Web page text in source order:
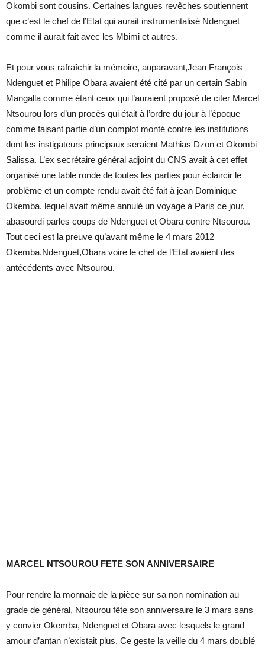
Okombi sont cousins. Certaines langues revêches soutiennent
que c’est le chef de l’Etat qui aurait instrumentalisé Ndenguet
comme il aurait fait avec les Mbimi et autres.
Et pour vous rafraîchir la mémoire, auparavant,Jean François
Ndenguet et Philipe Obara avaient été cité par un certain Sabin
Mangalla comme étant ceux qui l’auraient proposé de citer Marcel
Ntsourou lors d’un procès qui était à l’ordre du jour à l’époque
comme faisant partie d’un complot monté contre les institutions
dont les instigateurs principaux seraient Mathias Dzon et Okombi
Salissa. L’ex secrétaire général adjoint du CNS avait à cet effet
organisé une table ronde de toutes les parties pour éclaircir le
problème et un compte rendu avait été fait à jean Dominique
Okemba, lequel avait même annulé un voyage à Paris ce jour,
abasourdi parles coups de Ndenguet et Obara contre Ntsourou.
Tout ceci est la preuve qu’avant même le 4 mars 2012
Okemba,Ndenguet,Obara voire le chef de l’Etat avaient des
antécédents avec Ntsourou.
MARCEL NTSOUROU FETE SON ANNIVERSAIRE
Pour rendre la monnaie de la pièce sur sa non nomination au
grade de général, Ntsourou fête son anniversaire le 3 mars sans
y convier Okemba, Ndenguet et Obara avec lesquels le grand
amour d’antan n’existait plus. Ce geste la veille du 4 mars doublé